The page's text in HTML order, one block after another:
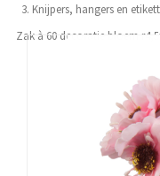
3. Knijpers, hangers en
Zak à 60 decoratie bloem